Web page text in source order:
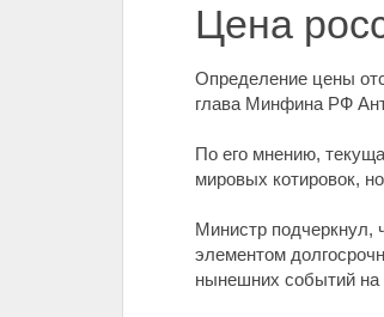
Цена
Определение цены
глава Минфина РФ
По его мнению,
мировых котировок,
Министр подчеркнул,
элементом
нынешних событий на